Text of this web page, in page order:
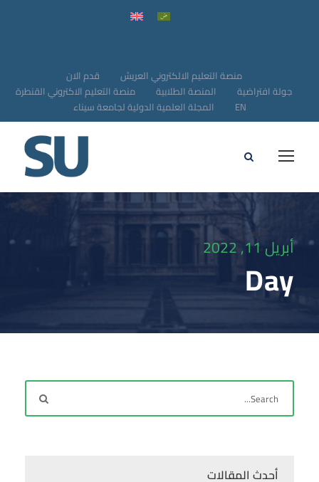
قدم الان
منصة التعليم الالكتروني العريش
منصة التعليم الاكتروني القنطرة
المنصة الطلابية
جولة افتراضية
المجلة العلمية الدولية لجامعة سيناء
EN
أبريل 11, 2022
Day
أحدث المقالات